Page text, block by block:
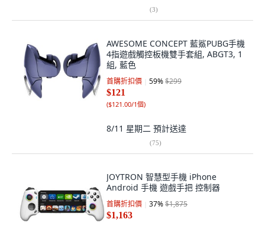
(3)
AWESOME CONCEPT 藍鯊PUBG手機
4指遊戲觸控板機雙手套組, ABGT3, 1
組, 藍色
首購折扣價 59%$299
$121
($121.00/1個)
8/11 星期二 預計送達
(75)
JOYTRON 智慧型手機 iPhone
Android 手機 遊戲手把 控制器
首購折扣價 37%$1,875
$1,163